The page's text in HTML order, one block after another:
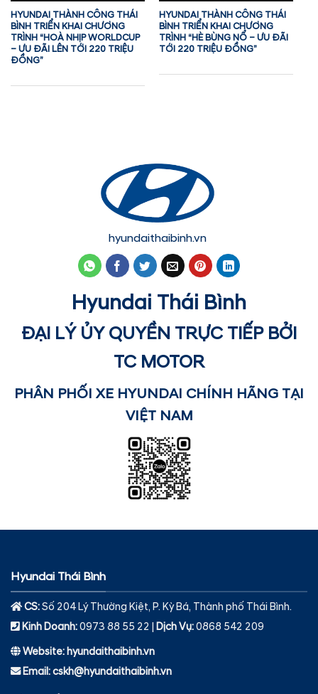
HYUNDAI THÀNH CÔNG THÁI
BÌNH TRIỂN KHAI CHƯƠNG
TRÌNH “HOÀ NHỊP WORLDCUP
– ƯU ĐÃI LÊN TỚI 220 TRIỆU
ĐỒNG”
HYUNDAI THÀNH CÔNG THÁI
BÌNH TRIỂN KHAI CHƯƠNG
TRÌNH “HÈ BÙNG NỔ – ƯU ĐÃI
TỚI 220 TRIỆU ĐỒNG”
hyundaithaibinh.vn
Hyundai Thái Bình
ĐẠI LÝ ỦY QUYỀN TRỰC TIẾP BỞI
TC MOTOR
PHÂN PHỐI XE HYUNDAI CHÍNH HÃNG TẠI
VIỆT NAM
Hyundai Thái Bình
CS:Số 204 Lý Thường Kiệt, P. Kỳ Bá, Thành phố Thái Bình.
Kinh Doanh:0973 88 55 22 | Dịch Vụ:0868 542 209
Website: hyundaithaibinh.vn
Email: cskh@hyundaithaibinh.vn